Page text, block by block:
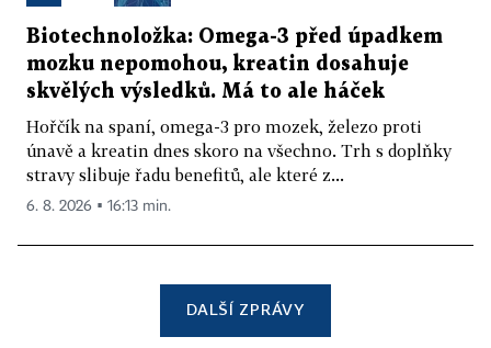
Biotechnoložka: Omega-3 před úpadkem
mozku nepomohou, kreatin dosahuje
skvělých výsledků. Má to ale háček
Hořčík na spaní, omega-3 pro mozek, železo proti
únavě a kreatin dnes skoro na všechno. Trh s doplňky
stravy slibuje řadu benefitů, ale které z...
6. 8. 2026 ▪ 16:13 min.
DALŠÍ ZPRÁVY